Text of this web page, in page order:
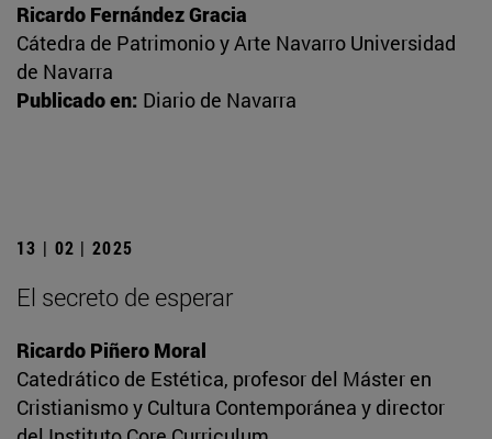
Ricardo Fernández Gracia
Cátedra de Patrimonio y Arte Navarro Universidad
de Navarra
Publicado en: Diario de Navarra
13 | 02 | 2025
El secreto de esperar
Ricardo Piñero Moral
Catedrático de Estética, profesor del Máster en
Cristianismo y Cultura Contemporánea y director